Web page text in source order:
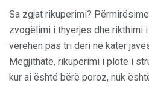
Sa zgjat rikuperimi?
zvogëlimi i thyerjes dhe rikthimi
vërehen pas tri deri në katër
Megjithatë, rikuperimi i plotë i
kur ai është bërë poroz, nuk